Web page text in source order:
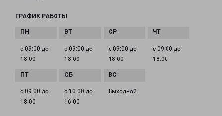
ГРАФИК РАБОТЫ
с 09:00 до
18:00
с 09:00 до
18:00
с 09:00 до
18:00
с 09:00 до
18:00
с 09:00 до
18:00
с 10:00 до
16:00
Выходной